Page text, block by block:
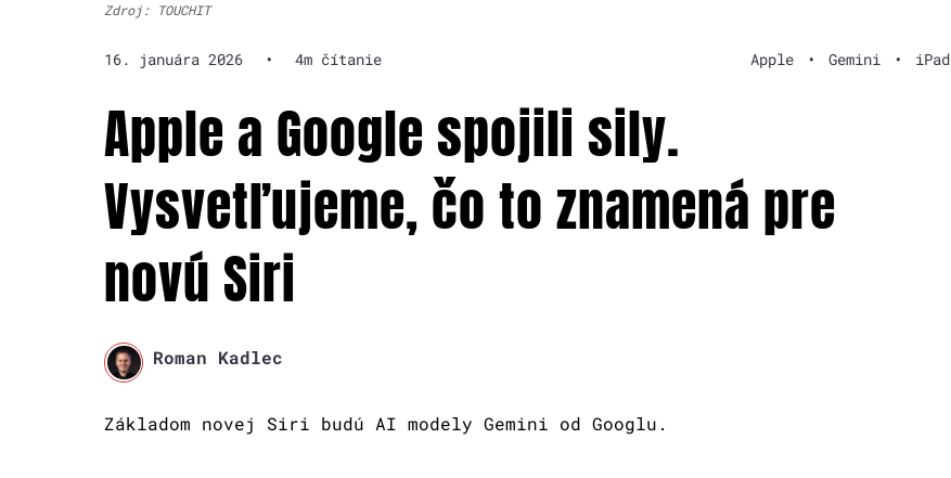
Zdroj: TOUCHIT
16. januára 2026 • 4m čítanie Apple • Gemini • iPad
Apple a Google spojili sily.
Vysvetľujeme, čo to znamená pre
novú Siri
Roman Kadlec
Základom novej Siri budú AI modely Gemini od Googlu.